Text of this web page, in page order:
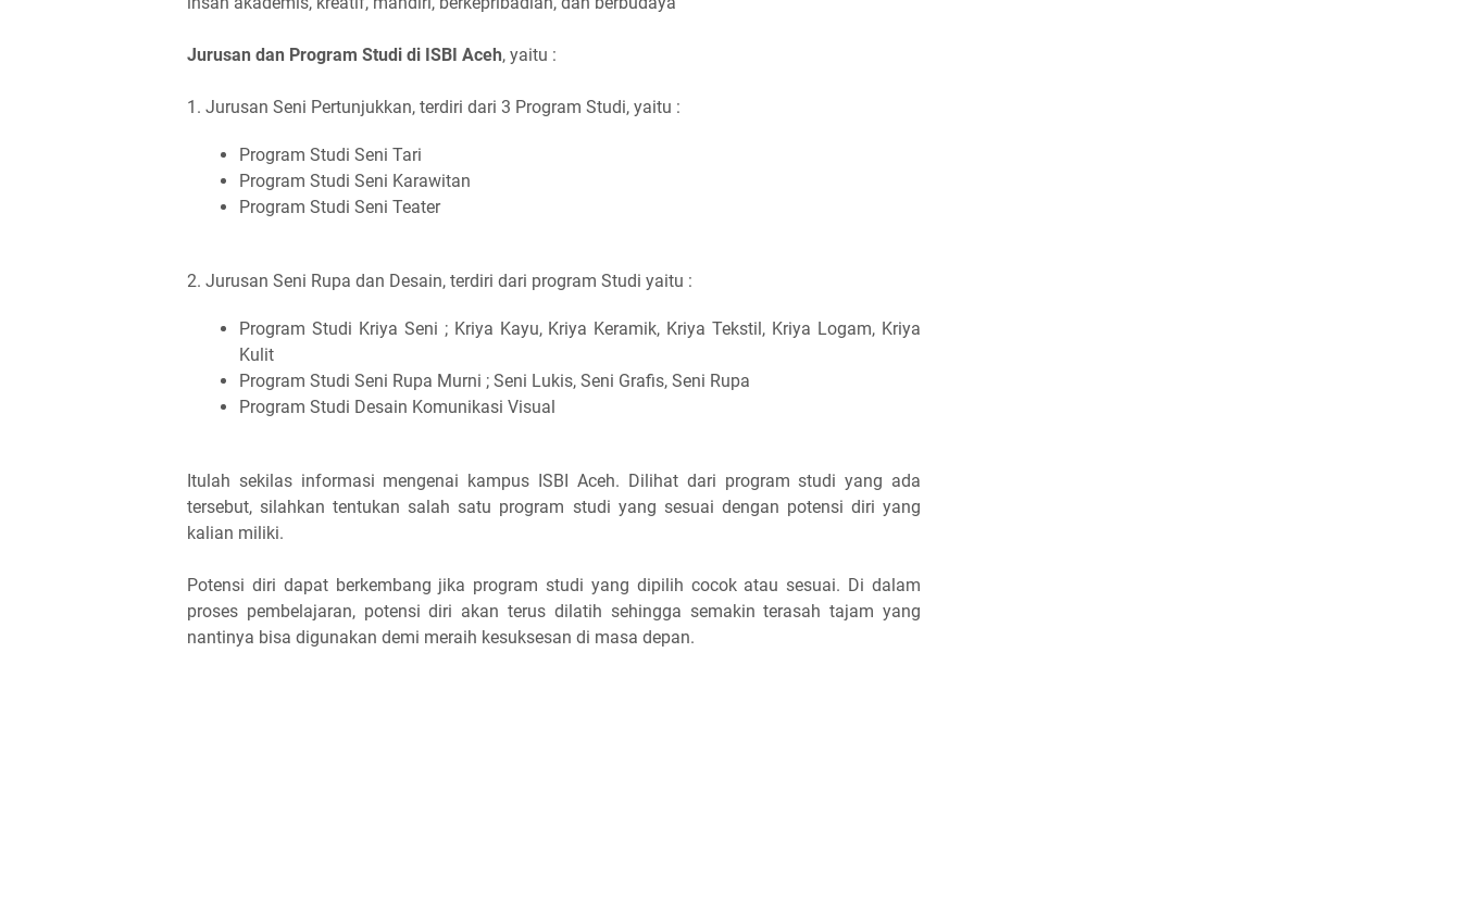
Jurusan dan Program Studi di ISBI Aceh, yaitu :
1. Jurusan Seni Pertunjukkan, terdiri dari 3 Program Studi, yaitu :
Program Studi Seni Tari
Program Studi Seni Karawitan
Program Studi Seni Teater
2. Jurusan Seni Rupa dan Desain, terdiri dari program Studi yaitu :
Program Studi Kriya Seni ; Kriya Kayu, Kriya Keramik, Kriya Tekstil, Kriya Logam, Kriya
Kulit
Program Studi Seni Rupa Murni ; Seni Lukis, Seni Grafis, Seni Rupa
Program Studi Desain Komunikasi Visual
Itulah sekilas informasi mengenai kampus ISBI Aceh. Dilihat dari program studi yang ada
tersebut, silahkan tentukan salah satu program studi yang sesuai dengan potensi diri yang
kalian miliki.
Potensi diri dapat berkembang jika program studi yang dipilih cocok atau sesuai. Di dalam
proses pembelajaran, potensi diri akan terus dilatih sehingga semakin terasah tajam yang
nantinya bisa digunakan demi meraih kesuksesan di masa depan.